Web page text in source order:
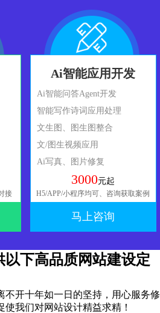
接
Ai智能应用开发
Ai智能问答Agent开发
智能写作诗词应用处理
文生图、图生图整合
文/图生视频应用
Ai写真、图片修复
3000元起
H5/APP/小程序均可、咨询获取案例
马上咨询
下高品质网站建设定
开十年如一日的坚持， 用心服务修
我们对网站设计精益求精！